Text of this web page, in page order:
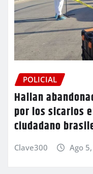
POLICIAL
Hallan
por los sicarios
ciudadano
Clave300 Ago